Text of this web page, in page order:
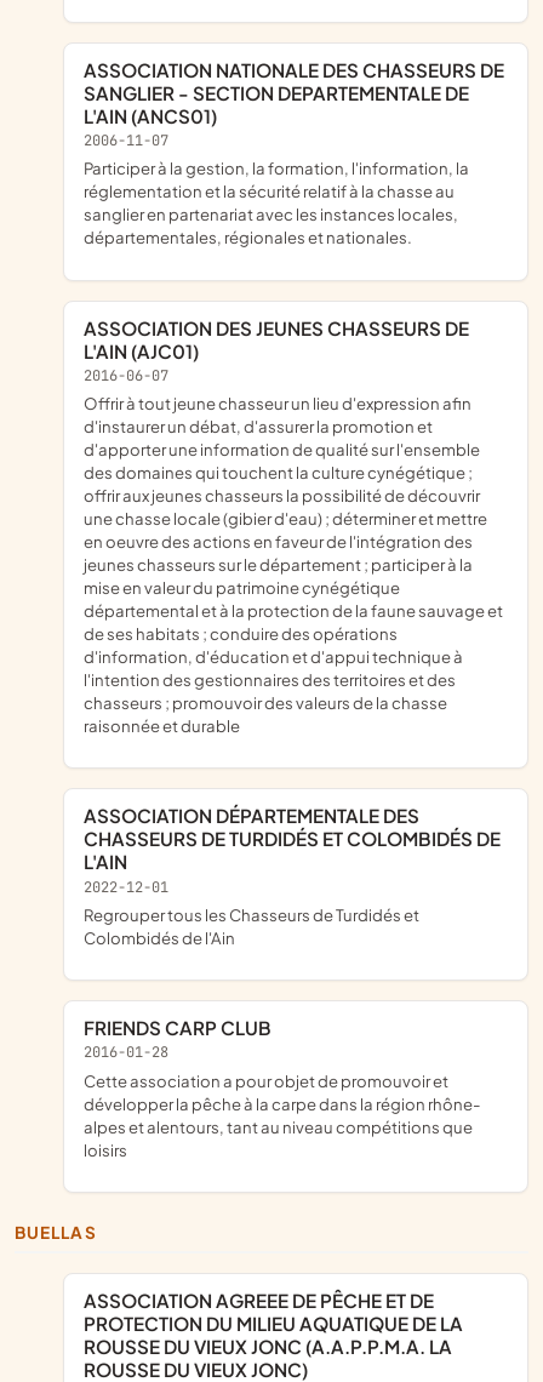
ASSOCIATION NATIONALE DES CHASSEURS DE
SANGLIER - SECTION DEPARTEMENTALE DE
L'AIN (ANCS01)
2006-11-07
participer à la gestion, la formation, l'information, la
réglementation et la sécurité relatif à la chasse au
sanglier en partenariat avec les instances locales,
départementales, régionales et nationales.
ASSOCIATION DES JEUNES CHASSEURS DE
L'AIN (AJC01)
2016-06-07
offrir à tout jeune chasseur un lieu d'expression afin
d'instaurer un débat, d'assurer la promotion et
d'apporter une information de qualité sur l'ensemble
des domaines qui touchent la culture cynégétique ;
offrir aux jeunes chasseurs la possibilité de découvrir
une chasse locale (gibier d'eau) ; déterminer et mettre
en oeuvre des actions en faveur de l'intégration des
jeunes chasseurs sur le département ; participer à la
mise en valeur du patrimoine cynégétique
départemental et à la protection de la faune sauvage et
de ses habitats ; conduire des opérations
d'information, d'éducation et d'appui technique à
l'intention des gestionnaires des territoires et des
chasseurs ; promouvoir des valeurs de la chasse
raisonnée et durable
ASSOCIATION DÉPARTEMENTALE DES
CHASSEURS DE TURDIDÉS ET COLOMBIDÉS DE
L'AIN
2022-12-01
regrouper tous les Chasseurs de Turdidés et
Colombidés de l'Ain
FRIENDS CARP CLUB
2016-01-28
cette association a pour objet de promouvoir et
développer la pêche à la carpe dans la région rhône-
alpes et alentours, tant au niveau compétitions que
loisirs
BUELLAS
ASSOCIATION AGREEE DE PÊCHE ET DE
PROTECTION DU MILIEU AQUATIQUE DE LA
ROUSSE DU VIEUX JONC (A.A.P.P.M.A. LA
ROUSSE DU VIEUX JONC)